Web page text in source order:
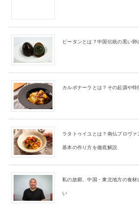
ピータンとは？中国伝統の黒い
カルボナーラとは？その起源や
ラタトゥイユとは？南仏プロヴァ
基本の作り方を徹底解説
私の故郷、中国・東北地方の食
い